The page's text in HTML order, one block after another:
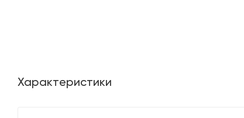
Характеристики